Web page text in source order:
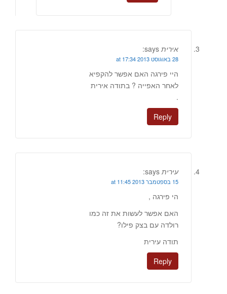
אירית says:
28 באוגוסט 2013 at 17:34
היי פירגה האם אפשר להקפיא
לאחר האפייה ? בתודה אירית
.
Reply
עירית says:
15 בספטמבר 2013 at 11:45
הי פירגה ,
האם אפשר לעשות את זה כמו
רולדה עם בצק פילו?
תודה עירית
Reply